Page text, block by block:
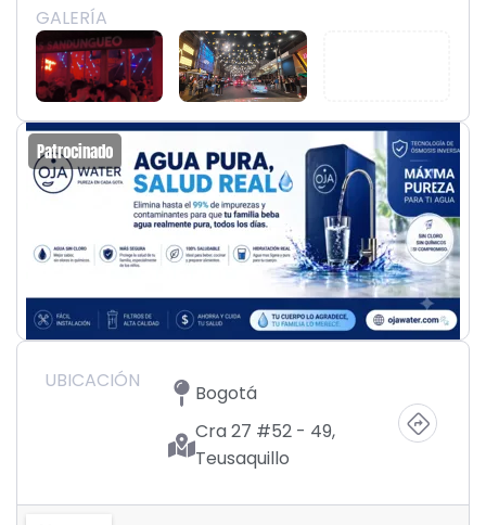
GALERÍA
Patrocinado
UBICACIÓN
Bogotá
Cra 27 #52 - 49,
Teusaquillo